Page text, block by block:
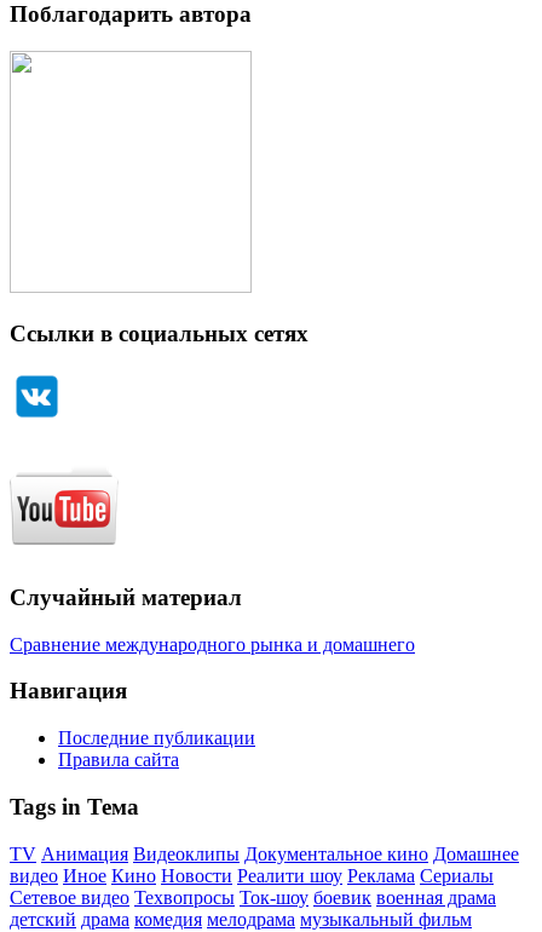
Поблагодарить автора
Ссылки в социальных сетях
Случайный материал
Сравнение международного рынка и домашнего
Навигация
Последние публикации
Правила сайта
Tags in Тема
TV Анимация Видеоклипы Документальное кино Домашнее
видео Иное Кино Новости Реалити шоу Реклама Сериалы
Сетевое видео Техвопросы Ток-шоу боевик военная драма
детский драма комедия мелодрама музыкальный фильм